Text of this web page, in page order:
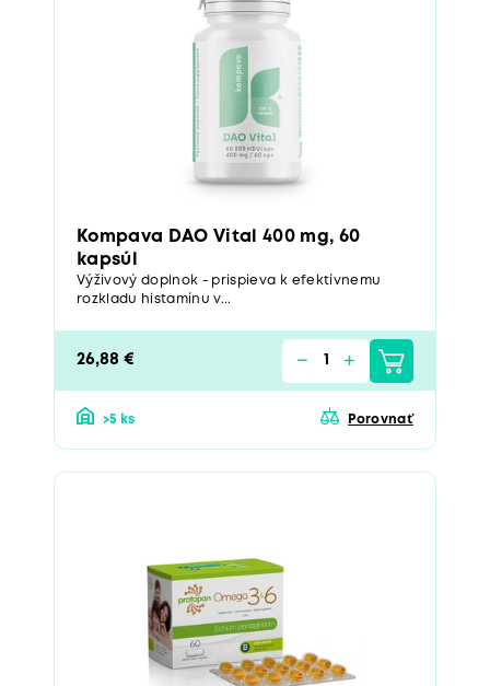
Kompava DAO Vital 400 mg, 60
kapsúl
Výživový doplnok - prispieva k efektívnemu
rozkladu histamínu v...
26,88 €
>5 ks Porovnať